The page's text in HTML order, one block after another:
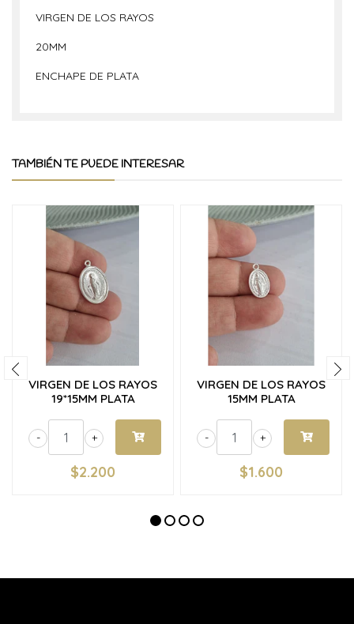
VIRGEN DE LOS RAYOS
20MM
ENCHAPE DE PLATA
TAMBIÉN TE PUEDE INTERESAR
VIRGEN DE LOS RAYOS
19*15MM PLATA
+
-
$2.200
VIRGEN DE LOS RAYOS
15MM PLATA
+
-
$1.600